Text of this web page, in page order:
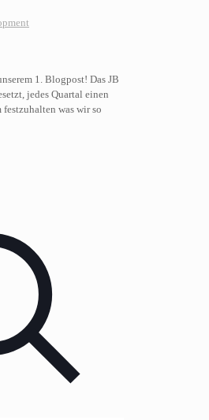
1. Blogpost! Das JB
jedes Quartal einen
was wir so